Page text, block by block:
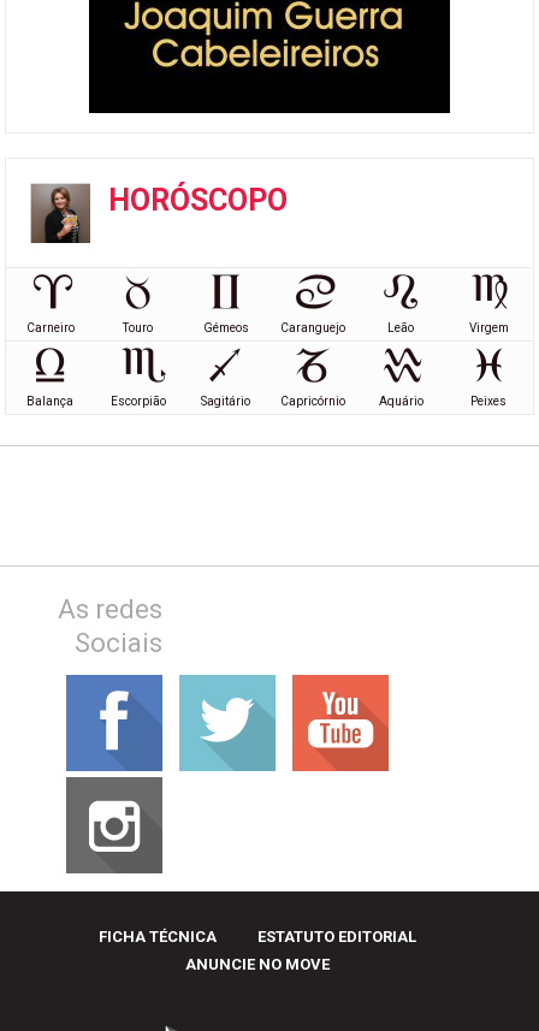
HORÓSCOPO
Carneiro Touro Gémeos Caranguejo Leão Virgem
Balança Escorpião Sagitário Capricórnio Aquário Peixes
As redes
Sociais
FICHA TÉCNICA
ESTATUTO EDITORIAL
ANUNCIE NO MOVE